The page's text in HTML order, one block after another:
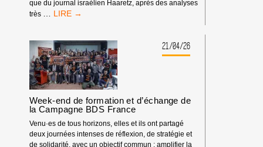
que du journal israélien Haaretz, après des analyses
très … DÉSINFORMATION,
EN
FRANCE
?
PRATIQUES
DANGEREUSES
POUR
LA
DÉMOCRATIE
!
21/04/26
Week-end de formation et d’échange de
la Campagne BDS France
Venu·es de tous horizons, elles et ils ont partagé
deux journées intenses de réflexion, de stratégie et
de solidarité, avec un objectif commun : amplifier la